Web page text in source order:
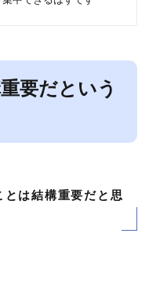
要だという
は結構重要だと思